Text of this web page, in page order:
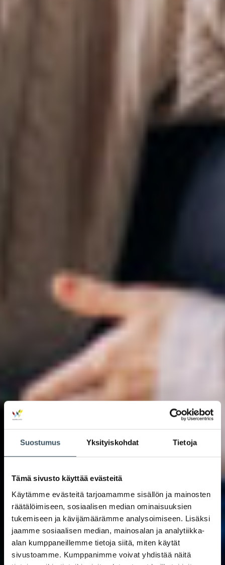
Suostumus Yksityiskohdat Tietoja
Tämä sivusto käyttää evästeitä
Käytämme evästeitä tarjoamamme sisällön ja mainosten
räätälöimiseen, sosiaalisen median ominaisuuksien
tukemiseen ja kävijämäärämme analysoimiseen. Lisäksi
jaamme sosiaalisen median, mainosalan ja analytiikka-
alan kumppaneillemme tietoja siitä, miten käytät
sivustoamme. Kumppanimme voivat yhdistää näitä